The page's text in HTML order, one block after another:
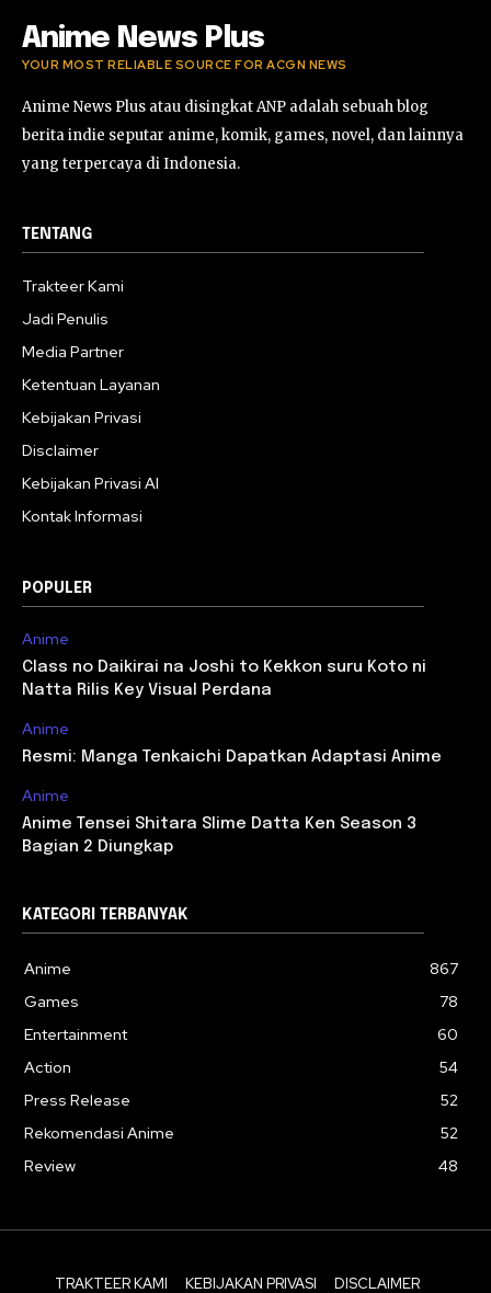
Anime News Plus
YOUR MOST RELIABLE SOURCE FOR ACGN NEWS
Anime News Plus atau disingkat ANP adalah sebuah blog
berita indie seputar anime, komik, games, novel, dan lainnya
yang terpercaya di Indonesia.
TENTANG
Trakteer Kami
Jadi Penulis
Media Partner
Ketentuan Layanan
Kebijakan Privasi
Disclaimer
Kebijakan Privasi AI
Kontak Informasi
POPULER
Anime
Class no Daikirai na Joshi to Kekkon suru Koto ni
Natta Rilis Key Visual Perdana
Anime
Resmi: Manga Tenkaichi Dapatkan Adaptasi Anime
Anime
Anime Tensei Shitara Slime Datta Ken Season 3
Bagian 2 Diungkap
KATEGORI TERBANYAK
Anime
867
Games
78
Entertainment
60
Action
54
Press Release
52
Rekomendasi Anime
52
Review
48
TRAKTEER KAMI KEBIJAKAN PRIVASI DISCLAIMER